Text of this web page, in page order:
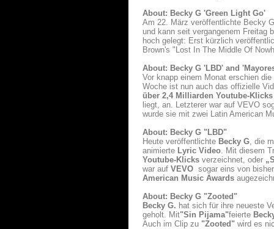
About: Becky G 'Green Light Go'
Am 22. März veröffentlichte Becky
und kann seit vergangenem Freitag
hoch gelegt: Erst kürzlich
Brown's "Lost In The Middle Of
About: Becky G 'LBD' and
Vor knapp einem Monat erschien
Woche ist nun auch das offizielle
über 2,4 Milliarden Youtube-Klicks
liegt, an. Letzterer war auf VEVO
wurde sie mit zwei Latin American
About: Becky G "LBD"
Heute veröffentlichte Becky G, die
animierte Lyric Video. Mit diesem
Youtube-Klicks verzeichnet, oder
war auf VEVO sogar eins von
American Music Awards
About: Becky G "Zooted"
Becky G. hat sich für ihre neueste
geholt. Mit"Sin Pijama"feierte
Auch im Clip zu "Zooted" wird es